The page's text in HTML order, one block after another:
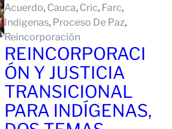
Acuerdo, Cauca, Cric, Farc
Indigenas, Proceso De Paz
Reincorporación
REINCORPORACI
ÓN Y JUSTICIA
TRANSICIONAL
PARA INDÍGENAS,